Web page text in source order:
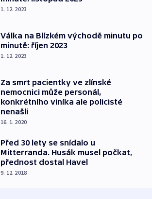
1. 12. 2023
Válka na Blízkém východě minutu po
minutě: říjen 2023
1. 12. 2023
Za smrt pacientky ve zlínské
nemocnici může personál,
konkrétního viníka ale policisté
nenašli
16. 1. 2020
Před 30 lety se snídalo u
Mitterranda. Husák musel počkat,
přednost dostal Havel
9. 12. 2018